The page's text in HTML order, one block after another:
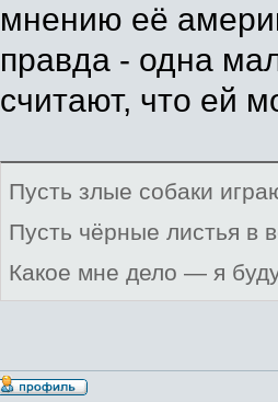
мнению её
правда - одна
считают, что ей
Пусть злые собаки
Пусть чёрные листья в
Какое мне дело — я